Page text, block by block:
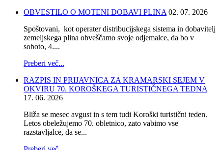
OBVESTILO O MOTENI DOBAVI PLINA 02. 07. 2026
Spoštovani, kot operater distribucijskega sistema in dobavitelj
zemeljskega plina obveščamo svoje odjemalce, da bo v
soboto, 4....
Preberi več...
RAZPIS IN PRIJAVNICA ZA KRAMARSKI SEJEM V
OKVIRU 70. KOROŠKEGA TURISTIČNEGA TEDNA
17. 06. 2026
Bliža se mesec avgust in s tem tudi Koroški turistični teden.
Letos obeležujemo 70. obletnico, zato vabimo vse
razstavljalce, da se...